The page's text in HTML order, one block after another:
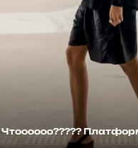
Чтоооооо?????